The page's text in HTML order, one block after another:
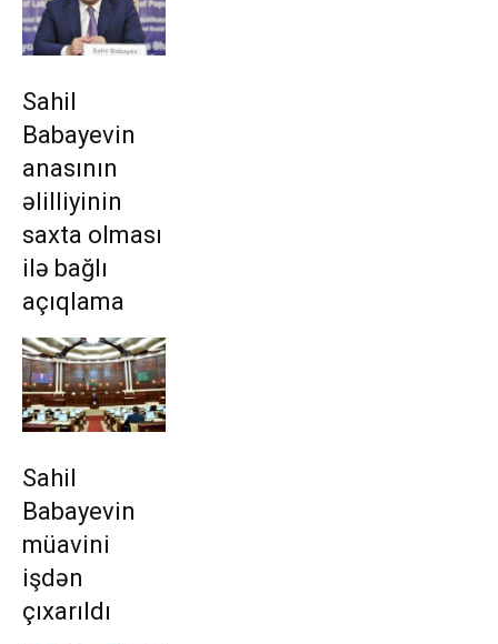
Sahil
Babayevin
anasının
əlilliyinin
saxta olması
ilə bağlı
açıqlama
Sahil
Babayevin
müavini
işdən
çıxarıldı